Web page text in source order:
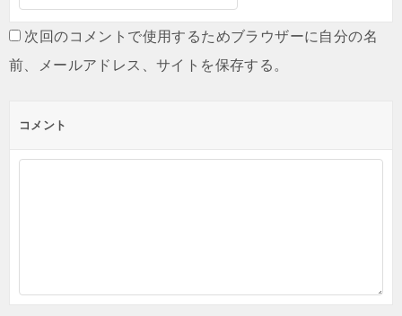
次回のコメントで使用するためブラウザーに自分の名
前、メールアドレス、サイトを保存する。
コメント